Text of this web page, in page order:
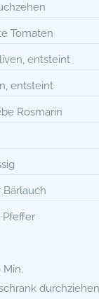
Tomaten
entsteint
entsteint
Rosmarin
Bärlauch
Pfeffer